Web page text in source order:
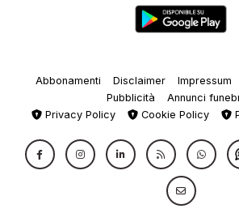
Abbonamenti Disclaimer Impressum
Pubblicità
Annunci
Privacy Policy
Cookie Policy